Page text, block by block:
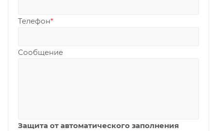
Телефон*
Сообщение
Защита от автоматического заполнения